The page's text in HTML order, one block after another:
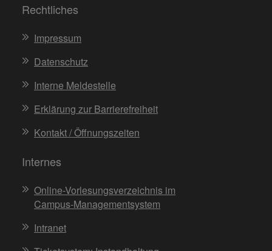
Rechtliches
Impressum
Datenschutz
Interne Meldestelle
Erklärung zur Barrierefreiheit
Kontakt / Öffnungszeiten
Internes
Online-Vorlesungsverzeichnis im
Campus-Managementsystem
Intranet